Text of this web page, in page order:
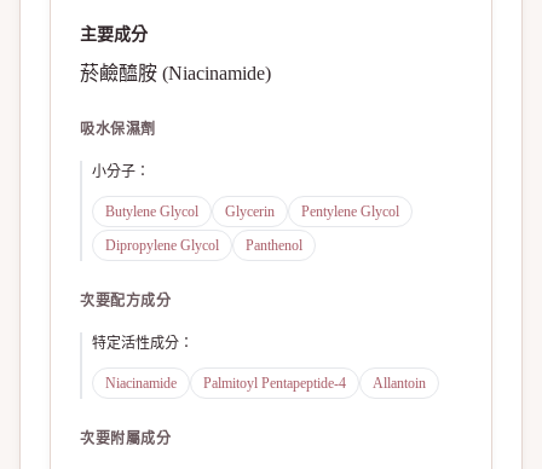
主要成分
菸鹼醯胺 (Niacinamide)
吸水保濕劑
小分子 ：
Butylene Glycol Glycerin
Pentylene Glycol
Dipropylene Glycol
Panthenol
次要配方成分
特定活性成分 ：
Niacinamide Palmitoyl Pentapeptide-4 Allantoin
次要附屬成分